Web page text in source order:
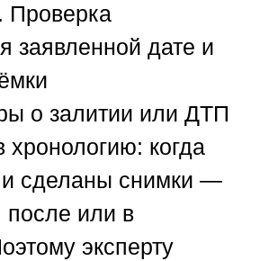
Проверка
заявленной дате и
о залитии или ДТП
хронологию: когда
сделаны снимки —
после или в
эксперту